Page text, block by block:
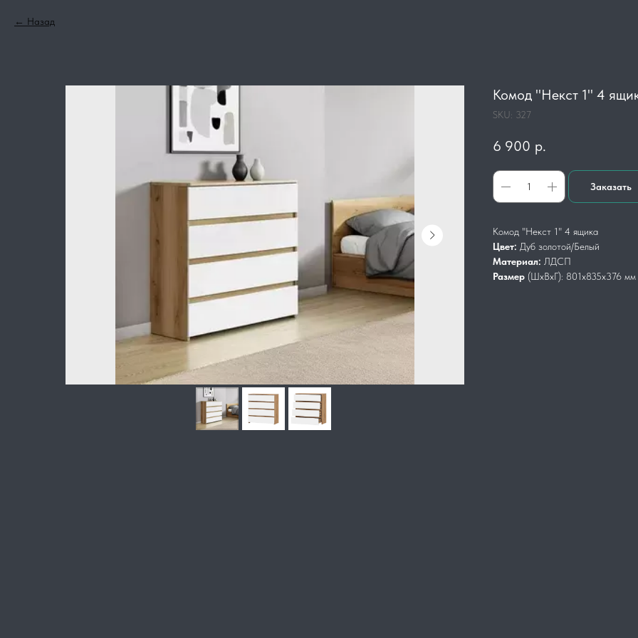
Назад
Комод "Некст 1" 4
SKU: 327
6 900 р.
Заказать
Комод "Некст 1" 4 ящика
Цвет: Дуб золотой/Белый
Материал: ЛДСП
Размер (ШхВхГ): 801х835х376 мм